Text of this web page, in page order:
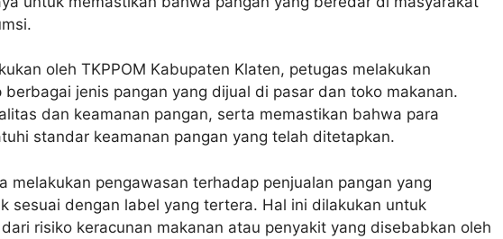
oleh TKPPOM Kabupaten Klaten, petugas melakukan
jenis pangan yang dijual di pasar dan toko makanan.
dan keamanan pangan, serta memastikan bahwa para
standar keamanan pangan yang telah ditetapkan.
melakukan pengawasan terhadap penjualan pangan yang
sesuai dengan label yang tertera. Hal ini dilakukan untuk
risiko keracunan makanan atau penyakit yang disebabkan oleh